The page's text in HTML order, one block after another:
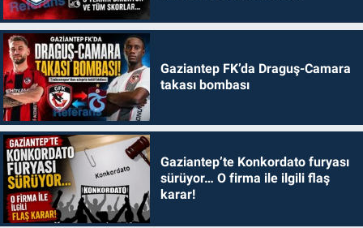
Gaziantep FK’da Draguş-Camara
takası bombası
Gaziantep’te Konkordato furyası
sürüyor… O firma ile ilgili flaş
karar!